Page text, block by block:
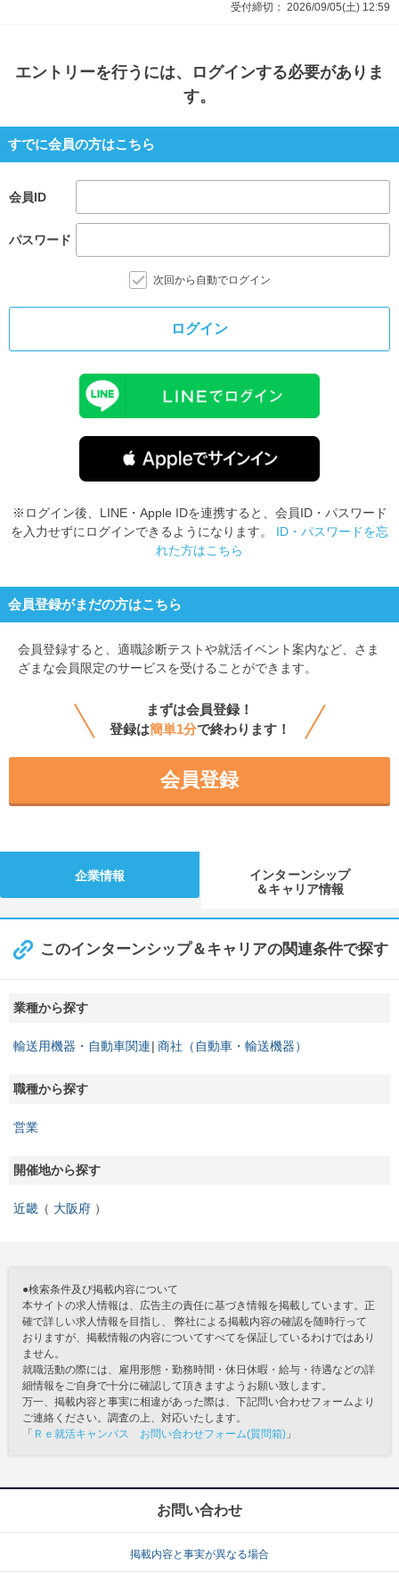
受付締切： 2026/09/05(土) 12:59
エントリーを行うには、ログインする必要がありま
す。
すでに会員の方はこちら
会員ID
パスワード
次回から自動でログイン
ログイン
※ログイン後、LINE・Apple IDを連携すると、会員ID・パスワード
を入力せずにログインできるようになります。 ID・パスワードを忘
れた方はこちら
会員登録がまだの方はこちら
会員登録すると、 適職診断テストや就活イベント案内など、さま
ざまな会員限定のサービスを受けることができます。
まずは会員登録！
登録は簡単1分で終わります！
会員登録
企業情報
インターンシップ
＆キャリア情報
このインターンシップ＆キャリアの関連条件で探す
業種から探す
輸送用機器・自動車関連 商社（自動車・輸送機器）
職種から探す
営業
開催地から探す
近畿 大阪府
●検索条件及び掲載内容について
本サイトの求人情報は、広告主の責任に基づき情報を掲載しています。正
確で詳しい求人情報を目指し、 弊社による掲載内容の確認を随時行って
おりますが、掲載情報の内容についてすべてを保証しているわけではあり
ません。
就職活動の際には、雇用形態・勤務時間・休日休暇・給与・待遇などの詳
細情報をご自身で十分に確認して頂きますようお願い致します。
万一、掲載内容と事実に相違があった際は、下記問い合わせフォームより
ご連絡ください。調査の上、対応いたします。
「 Ｒｅ就活キャンパス お問い合わせフォーム(質問箱) 」
お問い合わせ
掲載内容と事実が異なる場合